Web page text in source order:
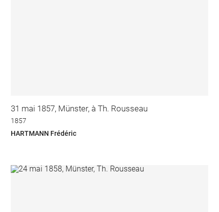
31 mai 1857, Münster, à Th. Rousseau
1857
HARTMANN Frédéric